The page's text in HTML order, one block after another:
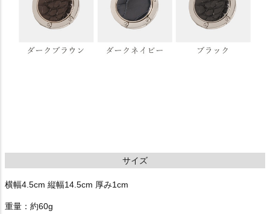
サイズ
横幅4.5cm 縦幅14.5cm 厚み1cm
重量：約60g